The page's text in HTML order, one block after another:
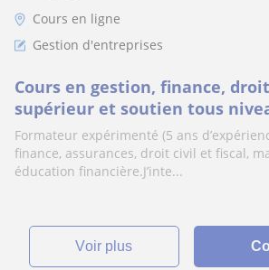
Cours en ligne
Gestion d'entreprises
Cours en gestion, finance,
supérieur et soutien tous
Formateur expérimenté (5 ans
finance, assurances, droit civil et fiscal,
éducation financière.J’inte...
voir plus